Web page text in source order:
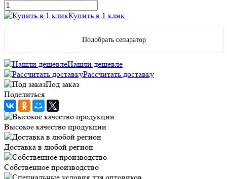
Купить в 1 клик
Подобрать сепаратор
Нашли дешевле
Рассчитать доставку
Под заказ
Поделиться
Высокое качество продукции
Доставка в любой регион
Собственное производство